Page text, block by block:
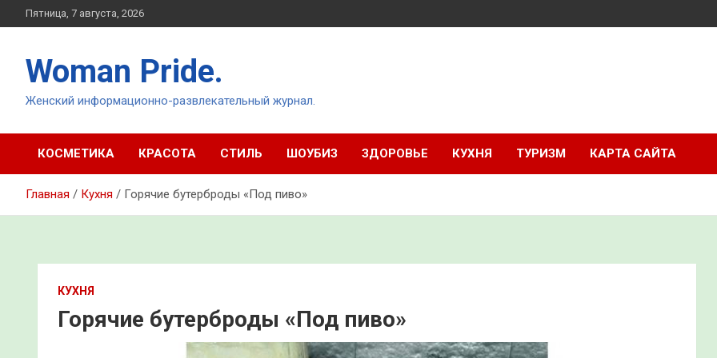
Перейти
к
Пятница, 7 августа, 2026
Woman Pride.
Женский информационно-развлекательный журнал.
КОСМЕТИКА КРАСОТА СТИЛЬ ШОУБИЗ ЗДОРОВЬЕ КУХНЯ ТУРИЗМ КАРТА САЙТА
Главная Кухня Горячие бутерброды «Под пиво»
КУХНЯ
Горячие бутерброды «Под пиво»